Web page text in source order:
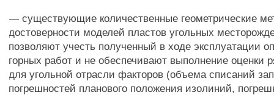
— существующие количественные геометрические
достоверности моделей пластов угольных
позволяют учесть полученный в ходе эксплуатации
горных работ и не обеспечивают выполнение оценки
для угольной отрасли факторов (объема списаний
погрешностей планового положения изолиний,